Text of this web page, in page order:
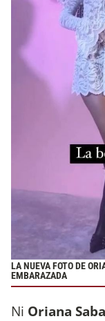
LA NUEVA FOTO DE
EMBARAZADA
Ni Oriana